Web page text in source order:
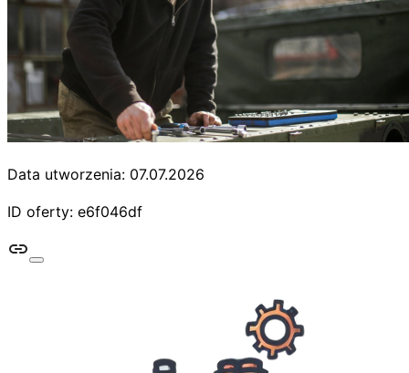
Data utworzenia: 07.07.2026
ID oferty: e6f046df